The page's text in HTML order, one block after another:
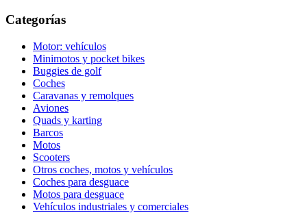
Categorías
Motor: vehículos
Minimotos y pocket bikes
Buggies de golf
Coches
Caravanas y remolques
Aviones
Quads y karting
Barcos
Motos
Scooters
Otros coches, motos y vehículos
Coches para desguace
Motos para desguace
Vehículos industriales y comerciales